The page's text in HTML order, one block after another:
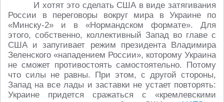
И хотят это сделать США в виде затягивания
России в переговоры вокруг мира в Украине по
«Минску-2» и в «Нормандском формате». Для
этого, собственно, коллективный Запад во главе с
США и запугивает режим президента Владимира
Зеленского «нападением России», которому Украина
не сможет противостоять самостоятельно. Потому
что силы не равны. При этом, с другой стороны,
Запад на все лады и заставки не устает повторять:
Украине придется сражаться с «кремлевскими